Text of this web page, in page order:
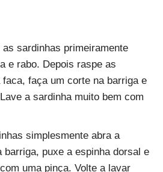
sardinhas primeiramente
e rabo. Depois raspe as
faça um corte na barriga e
a sardinha muito bem com
simplesmente abra a
barriga, puxe a espinha dorsal e
uma pinça. Volte a lavar